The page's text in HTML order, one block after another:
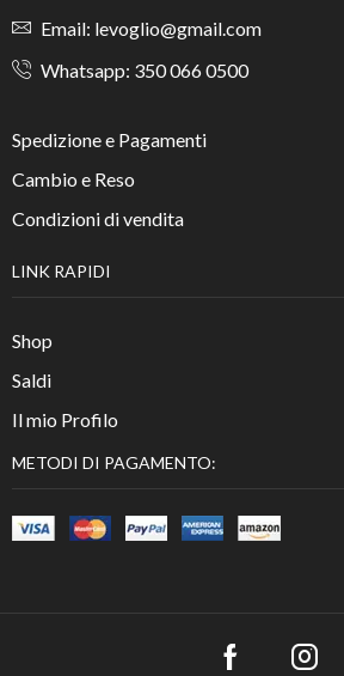
Email: levoglio@gmail.com
Whatsapp: 350 066 0500
Spedizione e Pagamenti
Cambio e Reso
Condizioni di vendita
LINK RAPIDI
Shop
Saldi
Il mio Profilo
METODI DI PAGAMENTO: